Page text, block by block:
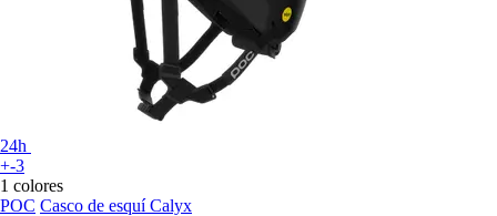
24h
+-3
1 colores
POC Casco de esquí Calyx